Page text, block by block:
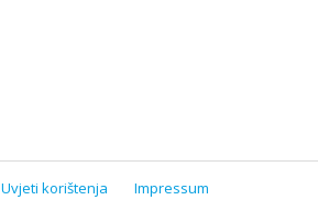
Uvjeti korištenja Impressum